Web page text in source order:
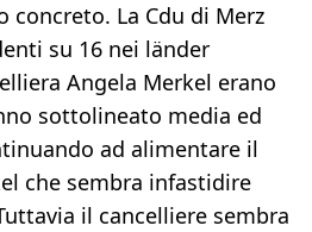
La Cdu di Merz
su 16 nei länder
Angela Merkel erano
sottolineato media ed
ad alimentare il
che sembra infastidire
il cancelliere sembra